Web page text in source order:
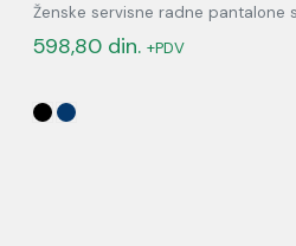
Ženske servisne radne pantalone
598,80 din. +PDV